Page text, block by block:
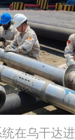
统在乌干达